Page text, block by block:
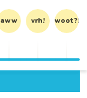
aww vrh! woot?!